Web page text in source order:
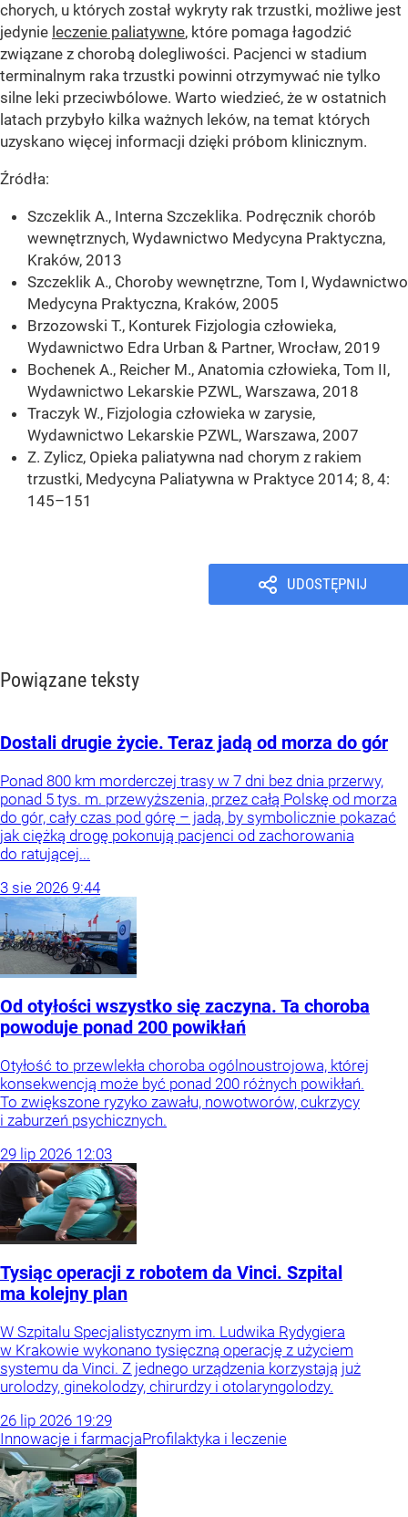
chorych, u których został wykryty rak trzustki, możliwe jest
jedynie leczenie paliatywne, które pomaga łagodzić
związane z chorobą dolegliwości. Pacjenci w stadium
terminalnym raka trzustki powinni otrzymywać nie tylko
silne leki przeciwbólowe. Warto wiedzieć, że w ostatnich
latach przybyło kilka ważnych leków, na temat których
uzyskano więcej informacji dzięki próbom klinicznym.
Źródła:
Szczeklik A., Interna Szczeklika. Podręcznik chorób
wewnętrznych, Wydawnictwo Medycyna Praktyczna,
Kraków, 2013
Szczeklik A., Choroby wewnętrzne, Tom I, Wydawnictwo
Medycyna Praktyczna, Kraków, 2005
Brzozowski T., Konturek Fizjologia człowieka,
Wydawnictwo Edra Urban & Partner, Wrocław, 2019
Bochenek A., Reicher M., Anatomia człowieka, Tom II,
Wydawnictwo Lekarskie PZWL, Warszawa, 2018
Traczyk W., Fizjologia człowieka w zarysie,
Wydawnictwo Lekarskie PZWL, Warszawa, 2007
Z. Zylicz, Opieka paliatywna nad chorym z rakiem
trzustki, Medycyna Paliatywna w Praktyce 2014; 8, 4:
145–151
UDOSTĘPNIJ
Powiązane teksty
Dostali drugie życie. Teraz jadą od morza do gór
Ponad 800 km morderczej trasy w 7 dni bez dnia przerwy,
ponad 5 tys. m. przewyższenia, przez całą Polskę od morza
do gór, cały czas pod górę – jadą, by symbolicznie pokazać
jak ciężką drogę pokonują pacjenci od zachorowania
do ratującej...
3 sie 2026 9:44
Od otyłości wszystko się zaczyna. Ta choroba
powoduje ponad 200 powikłań
Otyłość to przewlekła choroba ogólnoustrojowa, której
konsekwencją może być ponad 200 różnych powikłań.
To zwiększone ryzyko zawału, nowotworów, cukrzycy
i zaburzeń psychicznych.
29 lip 2026 12:03
Tysiąc operacji z robotem da Vinci. Szpital
ma kolejny plan
W Szpitalu Specjalistycznym im. Ludwika Rydygiera
w Krakowie wykonano tysięczną operację z użyciem
systemu da Vinci. Z jednego urządzenia korzystają już
urolodzy, ginekolodzy, chirurdzy i otolaryngolodzy.
26 lip 2026 19:29
Innowacje i farmacjaProfilaktyka i leczenie